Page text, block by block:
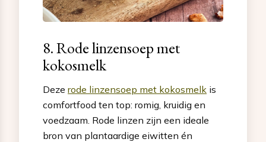
8. Rode linzensoep met
kokosmelk
Deze rode linzensoep met kokosmelk is
comfortfood ten top: romig, kruidig en
voedzaam. Rode linzen zijn een ideale
bron van plantaardige eiwitten én